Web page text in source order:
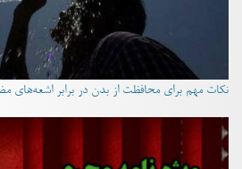
نکات مهم برای محافظت از بدن در برابر اشعه‌های